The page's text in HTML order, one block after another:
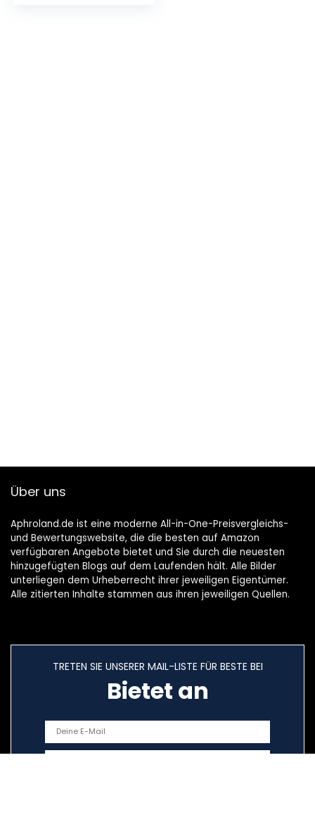
Über uns
Aphroland.de ist eine moderne All-in-One-Preisvergleichs-
und Bewertungswebsite, die die besten auf Amazon
verfügbaren Angebote bietet und Sie durch die neuesten
hinzugefügten Blogs auf dem Laufenden hält. Alle Bilder
unterliegen dem Urheberrecht ihrer jeweiligen Eigentümer.
Alle zitierten Inhalte stammen aus ihren jeweiligen Quellen.
TRETEN SIE UNSERER MAIL-LISTE FÜR BESTE BEI
Bietet an